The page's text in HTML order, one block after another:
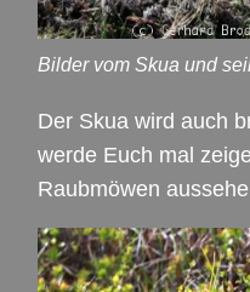
Bilder vom Skua und
Der Skua wird auch
werde Euch mal
Raubmöwen